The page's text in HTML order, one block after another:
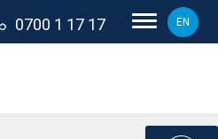
0700 1 17 17 EN